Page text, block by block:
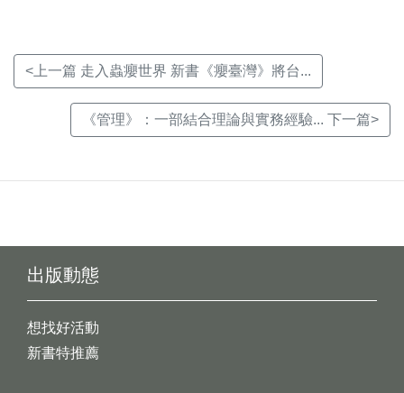
<上一篇 走入蟲癭世界 新書《癭臺灣》將台...
《管理》：一部結合理論與實務經驗... 下一篇>
出版動態
想找好活動
新書特推薦